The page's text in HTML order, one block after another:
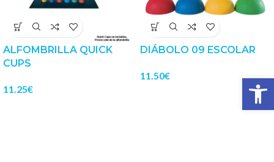
ALFOMBRILLA QUICK
CUPS
11.25€
DIÁBOLO 09 ESCOLAR
11.50€ Abrir